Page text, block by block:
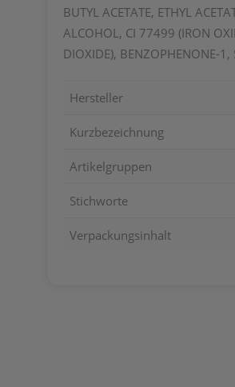
BUTYL ACETATE, ETHYL
ALCOHOL, CI 77499 (IRON
DIOXIDE), BENZOPHENONE-1,
Hersteller
Kurzbezeichnung
Artikelgruppen
Stichworte
Verpackungsinhalt